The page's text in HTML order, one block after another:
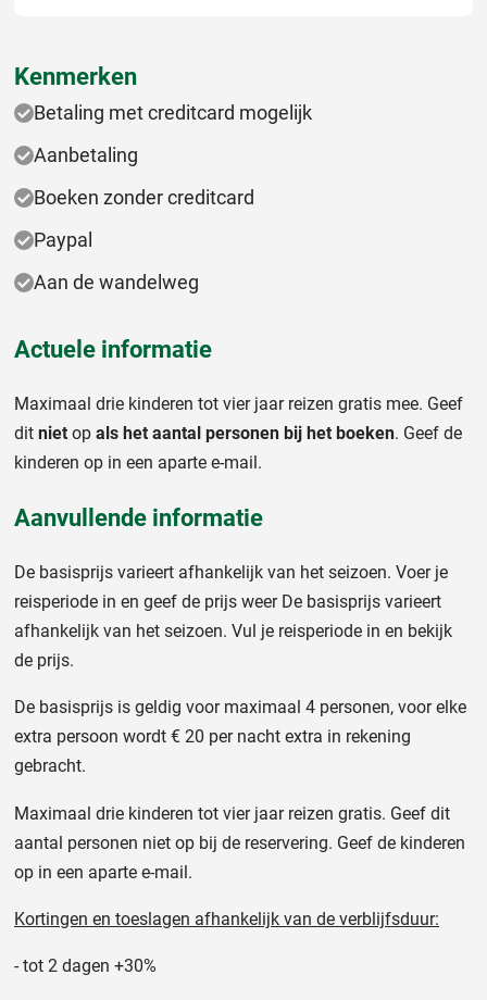
Kenmerken
Betaling met creditcard mogelijk
Aanbetaling
Boeken zonder creditcard
Paypal
Aan de wandelweg
Actuele informatie
Maximaal drie kinderen tot vier jaar reizen gratis mee. Geef
dit niet op als het aantal personen bij het boeken. Geef de
kinderen op in een aparte e-mail.
Aanvullende informatie
De basisprijs varieert afhankelijk van het seizoen. Voer je
reisperiode in en geef de prijs weer De basisprijs varieert
afhankelijk van het seizoen. Vul je reisperiode in en bekijk
de prijs.
De basisprijs is geldig voor maximaal 4 personen, voor elke
extra persoon wordt € 20 per nacht extra in rekening
gebracht.
Maximaal drie kinderen tot vier jaar reizen gratis. Geef dit
aantal personen niet op bij de reservering. Geef de kinderen
op in een aparte e-mail.
Kortingen en toeslagen afhankelijk van de verblijfsduur:
- tot 2 dagen +30%